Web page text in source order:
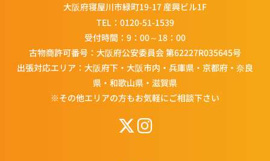
大阪府寝屋川市緑町19-17 産興ビル1F
TEL： 0120-51-1539
受付時間：9：00～18：00
古物商許可番号：大阪府公安委員会 第62227R035645号
出張対応エリア：大阪府下・大阪市内・兵庫県・京都府・奈良
県・和歌山県・滋賀県
※その他エリアの方もお気軽にご相談下さい